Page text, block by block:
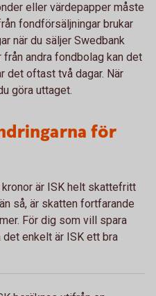
eller värdepapper måste
fondförsäljningar brukar
när du säljer Swedbank
andra fondbolag kan det
det oftast två dagar. När
göra uttaget.
för
är ISK helt skattefritt
så, är skatten fortfarande
För dig som vill spara
enkelt är ISK ett bra